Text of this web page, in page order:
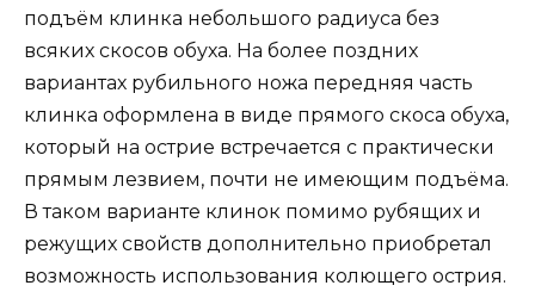
подъём клинка небольшого радиуса без
всяких скосов обуха. На более поздних
вариантах рубильного ножа передняя часть
клинка оформлена в виде прямого скоса обуха,
который на острие встречается с практически
прямым лезвием, почти не имеющим подъёма.
В таком варианте клинок помимо рубящих и
режущих свойств дополнительно приобретал
возможность использования колющего острия.